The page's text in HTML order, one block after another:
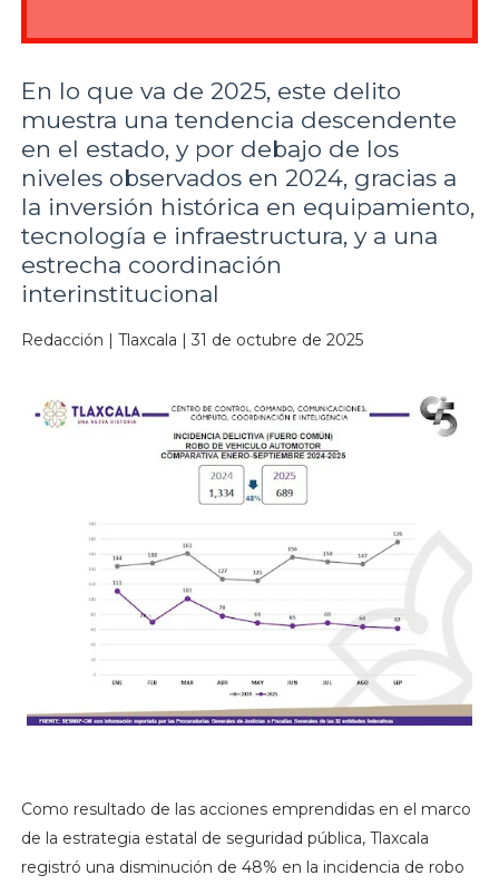
En lo que va de 2025, este delito
muestra una tendencia descendente
en el estado, y por debajo de los
niveles observados en 2024, gracias a
la inversión histórica en equipamiento,
tecnología e infraestructura, y a una
estrecha coordinación
interinstitucional
Redacción | Tlaxcala | 31 de octubre de 2025
Como resultado de las acciones emprendidas en el marco
de la estrategia estatal de seguridad pública, Tlaxcala
registró una disminución de 48% en la incidencia de robo